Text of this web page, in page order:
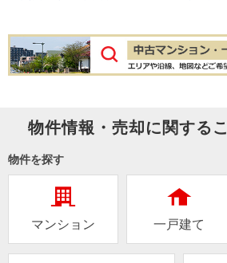
物件情報・売却に関する
物件を探す
マンション 一戸建て